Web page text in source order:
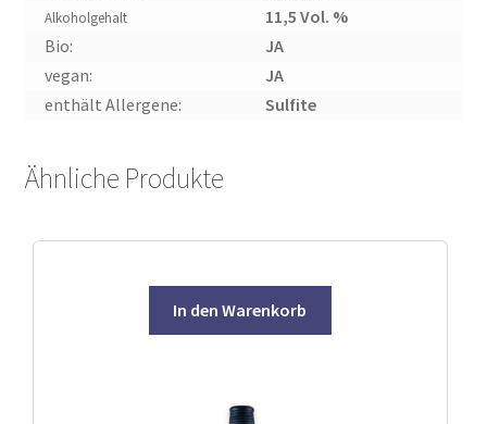
Alkoholgehalt
11,5 Vol. %
Bio:
JA
vegan:
JA
enthält Allergene:
Sulfite
Ähnliche Produkte
In den Warenkorb